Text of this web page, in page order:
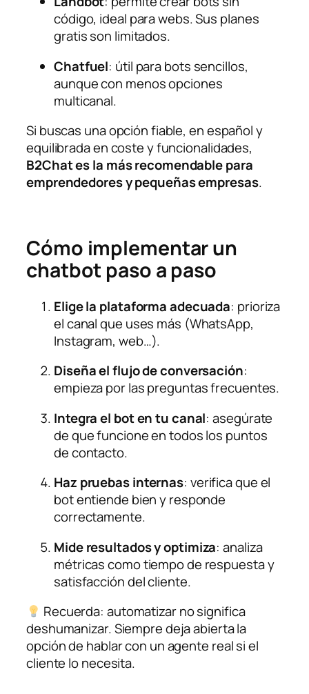
código, ideal para webs. Sus planes
gratis son limitados.
Chatfuel: útil para bots sencillos,
aunque con menos opciones
multicanal.
Si buscas una opción fiable, en español y
equilibrada en coste y funcionalidades,
B2Chat es la más recomendable para
emprendedores y pequeñas empresas.
Cómo implementar un
chatbot paso a paso
Elige la plataforma adecuada: prioriza
el canal que uses más (WhatsApp,
Instagram, web…).
Diseña el flujo de conversación:
empieza por las preguntas frecuentes.
Integra el bot en tu canal: asegúrate
de que funcione en todos los puntos
de contacto.
Haz pruebas internas: verifica que el
bot entiende bien y responde
correctamente.
Mide resultados y optimiza: analiza
métricas como tiempo de respuesta y
satisfacción del cliente.
Recuerda: automatizar no significa
deshumanizar. Siempre deja abierta la
opción de hablar con un agente real si el
cliente lo necesita.